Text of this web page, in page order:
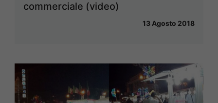
commerciale (video)
13 Agosto 2018